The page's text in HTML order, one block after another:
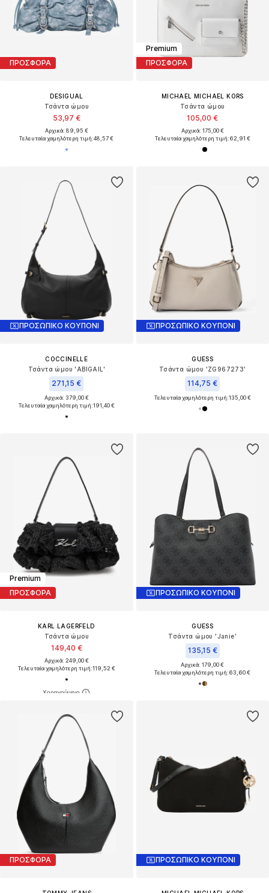
ΠΡΟΣΦΟΡΑ
DESIGUAL
Τσάντα ώμου
53,97 €
Αρχικά: 89,95 €
Τελευταία χαμηλότερη τιμή:48,57 €
Premium
ΠΡΟΣΦΟΡΑ
MICHAEL MICHAEL KORS
Τσάντα ώμου
105,00 €
Αρχικά: 175,00 €
Τελευταία χαμηλότερη τιμή:62,91 €
ΠΡΟΣΩΠΙΚΟ ΚΟΥΠΟΝΙ
COCCINELLE
Τσάντα ώμου 'ABIGAIL'
271,15 €
Αρχικά: 379,00 €
Τελευταία χαμηλότερη τιμή:191,40 €
ΠΡΟΣΩΠΙΚΟ ΚΟΥΠΟΝΙ
GUESS
Τσάντα ώμου 'ZG967273'
114,75 €
Τελευταία χαμηλότερη τιμή:135,00 €
Premium
ΠΡΟΣΦΟΡΑ
KARL LAGERFELD
Τσάντα ώμου
149,40 €
Αρχικά: 249,00 €
Τελευταία χαμηλότερη τιμή:119,52 €
ΠΡΟΣΩΠΙΚΟ ΚΟΥΠΟΝΙ
GUESS
Τσάντα ώμου 'Janie'
135,15 €
Αρχικά: 179,00 €
Τελευταία χαμηλότερη τιμή:63,60 €
ΠΡΟΣΦΟΡΑ ΠΡΟΣΩΠΙΚΟ ΚΟΥΠΟΝΙ